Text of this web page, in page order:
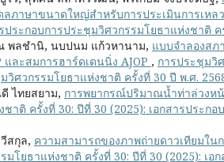
ลภาษาขนาดใหญ่สำหรับการประเมินการเหล
ประกอบการประชุมวิศวกรรมโยธาแห่งชาติ
พลชำนิ, นบปนม แก้วหานาม, แบบจำลองสภ
ละสมการฮาร์ดเดนนิ่ง AJOP , การประชุมวิ
วิศวกรรมโยธาแห่งชาติ ครั้งที่ 30 ปี พ.ศ.
ไทยสยาม, การพยากรณ์ปริมาณน้ำท่าล่วง
าติ ครั้งที่ 30: ปีที่ 30 (2025): เอกสารประก
สกุล, ความสามารถของภาพถ่ายดาวเทียมใ
มโยธาแห่งชาติ ครั้งที่ 30: ปีที่ 30 (2025): เ